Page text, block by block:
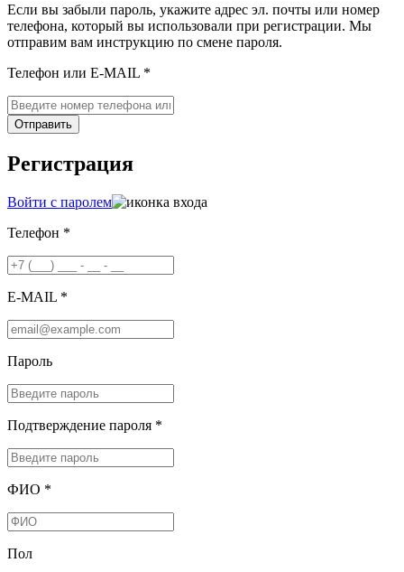
Если вы забыли пароль, укажите адрес эл. почты или номер
телефона, который вы использовали при регистрации. Мы
отправим вам инструкцию по смене пароля.
Телефон или E-MAIL *
Отправить
Регистрация
Войти с паролем
Телефон *
E-MAIL *
Пароль
Подтверждение пароля *
ФИО *
Пол